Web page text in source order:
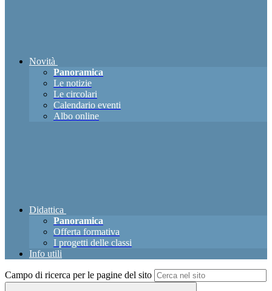
Novità
Panoramica
Le notizie
Le circolari
Calendario eventi
Albo online
Didattica
Panoramica
Offerta formativa
I progetti delle classi
Info utili
Campo di ricerca per le pagine del sito